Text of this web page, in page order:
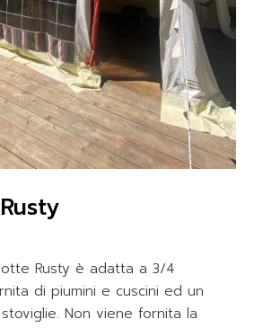
Rusty è adatta a 3/4
di piumini e cuscini ed un
Non viene fornita la